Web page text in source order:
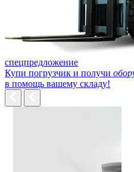
спецпредложение
Купи погрузчик и получи
в помощь вашему складу!